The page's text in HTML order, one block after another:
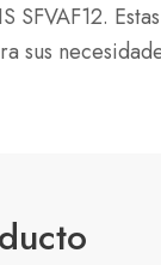
SFVAF12.
sus